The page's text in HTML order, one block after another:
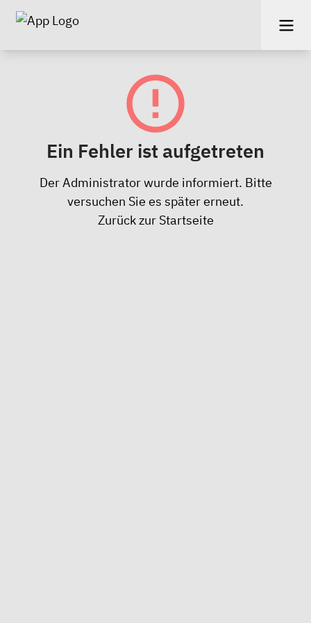
Ein Fehler ist aufgetreten
Der Administrator wurde informiert. Bitte
versuchen Sie es später erneut.
Zurück zur Startseite